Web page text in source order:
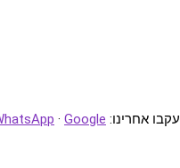
עקבו אחרינו: · Google